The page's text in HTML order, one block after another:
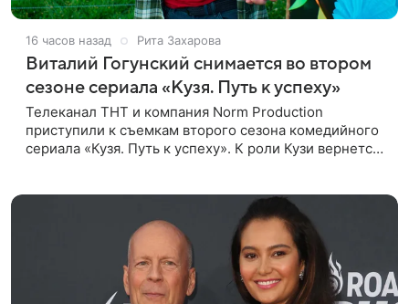
16 часов назад Рита Захарова
Виталий Гогунский снимается во втором
сезоне сериала «Кузя. Путь к успеху»
Телеканал ТНТ и компания Norm Production
приступили к съемкам второго сезона комедийного
сериала «Кузя. Путь к успеху». К роли Кузи вернется